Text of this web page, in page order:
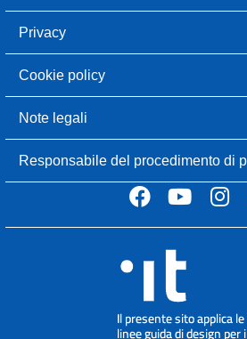
Privacy
Cookie policy
Note legali
Responsabile del procedimento di